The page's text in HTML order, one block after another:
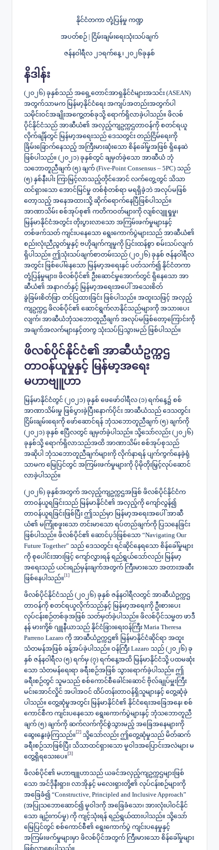
နိုင်ငံတကာ တုံ့ပြန်မှု ကဏ္ဍ
အပတ်စဉ် | ငြိမ်းချမ်းရေးသုံးသပ်ချက်
ဇန်နဝါရီလ ၂၁ရက်နေ့ ၊ ၂၀၂၆ခုနှစ်
နိဒါန်း
​(၂၀၂၆) ခုနှစ်သည် အရှေ့တောင်အာရှနိုင်ငံများအသင်း (ASEAN)
အတွက်သာမက မြန်မာ့နိုင်ငံရေး အကျပ်အတည်းအတွက်ပါ
သမိုင်းဝင်အချိုးအကွေ့တစ်ခုသို့ ရောက်ရှိလာခဲ့ပါသည်။ ဖိလစ်
ပိုင်နိုင်ငံသည် အာဆီယံ၏ အလှည့်ကျဥက္ကဌတာဝန်ကို စတင်ရယူ
လိုက်ချိန်တွင် မြန်မာ့အရေးသည် ဒေသတွင်း တည်ငြိမ်ရေးကို
ခြိမ်းခြောက်နေသည့် အကြီးမားဆုံးသော စိန်ခေါ်မှုအဖြစ် ရှိနေဆဲ
ဖြစ်ပါသည်။ (၂၀၂၁) ခုနှစ်တွင် ချမှတ်ခဲ့သော အာဆီယံ ဘုံ
သဘောတူညီချက် (၅) ချက် (Five-Point Consensus – 5PC) သည်
(၅) နှစ်နီးပါး ကြာမြင့်လာသည့်တိုင်အောင် လက်တွေ့တွင် သိသာ
ထင်ရှားသော အောင်မြင်မှု တစ်စုံတစ်ရာ မရရှိခဲ့ဘဲ အလုပ်မဖြစ်
တော့သည့် အနေအထားသို့ ဆိုက်ရောက်နေပြီဖြစ်ပါသည်။
အာဏာသိမ်း စစ်အုပ်စု၏ ကတိကဝတ်များကို လျစ်လျူရှုမှု၊
မြန်မာနိုင်ငံအတွင်း တိုးပွားလာသော အကြမ်းဖက်မှုများနှင့်
တစ်ဖက်သတ် ကျင်းပနေသော ရွေးကောက်ပွဲများသည် အာဆီယံ၏
စည်းလုံးညီညွတ်မှုနှင့် ဗဟိုချက်ကျမှုကို ပြင်းထန်စွာ စမ်းသပ်လျက်
ရှိပါသည်။ ဤသုံးသပ်ချက်စာတမ်းသည် (၂၀၂၆) ခုနှစ် ဇန်နဝါရီလ
အတွင်း ဖြစ်ပေါ်နေသော မြန်မာ့အရေးနှင် ပတ်သက်၍ နိုင်ငံတကာ
တုံ့ပြန်မှုများ၊ ဖိလစ်ပိုင်၏ ဦးဆောင်မှုအောက်တွင် ရှိနေသော အာ
ဆီယံ၏ အနာဂတ်နှင့် မြန်မာ့အရေးအပေါ် အသေးစိတ်
ခွဲခြမ်းစိတ်ဖြာ တင်ပြထားခြင်း ဖြစ်ပါသည်။ အထူးသဖြင့် အလှည့်
ကျဥက္ကဌ ဖိလစ်ပိုင်၏ ဆောင်ရွက်လာနိုင်သည်များကို အသားပေး
လျက်၊ အာဆီယံဘုံသဘောတူညီချက် အလုပ်မဖြစ်တော့ကြောင်းကို
အချက်အလက်များနှင့်တကွ သုံးသပ်ပြသွားမည် ဖြစ်ပါသည်။
​ဖိလစ်ပိုင်နိုင်ငံ၏ အာဆီယံဥက္ကဌ
တာဝန်ယူမှုနှင့် မြန်မာ့အရေး
မဟာဗျူဟာ
​မြန်မာနိုင်ငံတွင် (၂၀၂၁) ခုနှစ် ဖေဖော်ဝါရီလ (၁) ရက်နေ့၌ စစ်
အာဏာသိမ်းမှု ဖြစ်ပွားခဲ့ပြီးနောက်ပိုင်း အာဆီယံသည် ဒေသတွင်း
ငြိမ်းချမ်းရေးကို ဖော်ဆောင်ရန် ဘုံသဘောတူညီချက် (၅) ချက်ကို
(၂၀၂၁) ခုနှစ် ဧပြီလတွင် ချမှတ်ခဲ့ပါသည်။ သို့သော်လည်း (၂၀၂၆)
ခုနှစ်သို့ ရောက်ရှိလာသည်အထိ အာဏာသိမ်း စစ်အုပ်စုသည်
အဆိုပါ ဘုံသဘောတူညီချက်များကို လိုက်နာရန် ပျက်ကွက်နေခဲ့ရုံ
သာမက မြေပြင်တွင် အကြမ်းဖက်မှုများကို ပိုမိုတိုးမြှင့်လုပ်ဆောင်
လာခဲ့ပါသည်။
(၂၀၂၆) ခုနှစ်အတွက် အလှည့်ကျဥက္ကဌအဖြစ် ဖိလစ်ပိုင်နိုင်ငံက
တာဝန်ယူရခြင်းသည် မြန်မာနိုင်ငံ၏ အလှည့်ကို ကျော်လွန်၍
တာဝန်ယူရခြင်းဖြစ်ပြီး ဤသည်မှာ မြန်မာ့အရေးအပေါ် အာဆီ
ယံ၏ မကြုံစဖူးသော တင်းမာသော ရပ်တည်ချက်ကို ပြသနေခြင်း
ဖြစ်ပါသည်။ ဖိလစ်ပိုင်၏ ဆောင်ပုဒ်ဖြစ်သော “Navigating Our
Future Together” သည် ဒေသတွင်း ရင်ဆိုင်နေရသော စိန်ခေါ်မှုများ
ကို စုပေါင်းအားဖြင့် ကျော်လွှားရန် ရည်ရွယ်သော်လည်း မြန်မာ့
အရေးသည် ယင်းရည်မှန်းချက်အတွက် ကြီးမားသော အတားအဆီး
ဖြစ်နေပါသည်။[1]
​ဖိလစ်ပိုင်နိုင်ငံသည် (၂၀၂၆) ခုနှစ် ဇန်နဝါရီလတွင် အာဆီယံဥက္ကဌ
တာဝန်ကို စတင်ရယူလိုက်သည်နှင့် မြန်မာ့အရေးကို ဦးစားပေး
လုပ်ငန်းစဉ်တစ်ခုအဖြစ် သတ်မှတ်ခဲ့ပါသည်။ ဖိလစ်ပိုင်သမ္မတ ဖာဒီ
နန် မားကို့စ် ဂျူနီယာသည် နိုင်ငံခြားရေးဝန်ကြီး Maria Theresa
Parreno Lazaro ကို အာဆီယံဥက္ကဌ၏ မြန်မာနိုင်ငံဆိုင်ရာ အထူး
သံတမန်အဖြစ် ခန့်အပ်ခဲ့ပါသည်။ ​ဝန်ကြီး Lazaro သည် (၂၀၂၆) ခု
နှစ် ဇန်နဝါရီလ (၅) ရက်မှ (၇) ရက်နေ့အထိ မြန်မာနိုင်ငံသို့ ပထမဆုံး
သော သံတမန်ရေးရာ ခရီးစဉ်အဖြစ် သွားရောက်ခဲ့ပါသည်။ ဤ
ခရီးစဉ်တွင် သူမသည် စစ်ကောင်စီခေါင်းဆောင် ဗိုလ်ချုပ်မှူးကြီး
မင်းအောင်လှိုင် အပါအဝင် ထိပ်တန်းတာဝန်ရှိသူများနှင့် တွေ့ဆုံခဲ့
ပါသည်။ တွေ့ဆုံမှုအတွင်း မြန်မာနိုင်ငံ၏ နိုင်ငံရေးအခြေအနေ၊ စစ်
ကောင်စီက ကျင်းပနေသော ရွေးကောက်ပွဲများနှင့် ဘုံသဘောတူညီ
ချက် (၅) ချက်ကို ဆက်လက်ကိုင်စွဲသွားမည့် အခြေအနေများကို
ဆွေးနွေးခဲ့ကြသည်။[2] သို့သော်လည်း ဤတွေ့ဆုံမှုသည် မိတ်ဆက်
ခရီးစဉ်သာဖြစ်ပြီး သိသာထင်ရှားသော မူဝါဒအပြောင်းအလဲများ မ
တွေ့ရှိရသေးပေ။[3]
​ဖိလစ်ပိုင်၏ မဟာဗျူဟာသည် ယခင်အလှည့်ကျဥက္ကဌများဖြစ်
သော အင်ဒိုနီးရှား၊ လာအိုနှင့် မလေးရှားတို့၏ လုပ်ငန်းစဉ်များကို
အခြေခံ၍ “Constructive, Principled and Inclusive Approach”
(အပြုသဘောဆောင်၍ မူဝါဒကို အခြေခံသော၊ အားလုံးပါဝင်နိုင်
သော ချဉ်းကပ်မှု) ကို ကျင့်သုံးရန် ရည်ရွယ်ထားပါသည်။ သို့သော်
မြေပြင်တွင် စစ်ကောင်စီ၏ ရွေးကောက်ပွဲ ကျင်းပနေမှုနှင့်
အကြမ်းဖက်မှုများမှာ ဖိလစ်ပိုင်အတွက် ကြီးမားသော စိန်ခေါ်မှုများ
ဖြစ်လာစေပါသည်။